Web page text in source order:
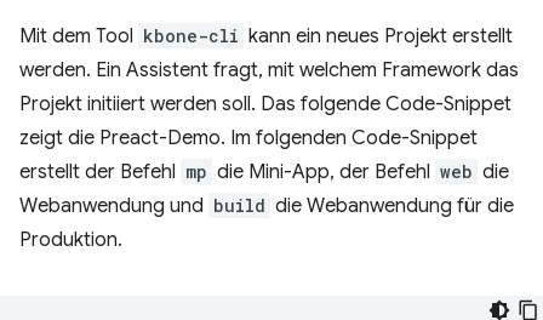
Mit dem Tool kbone-cli kann ein neues Projekt erstellt
werden. Ein Assistent fragt, mit welchem Framework das
Projekt initiiert werden soll. Das folgende Code-Snippet
zeigt die Preact-Demo. Im folgenden Code-Snippet
erstellt der Befehl mp die Mini-App, der Befehl web die
Webanwendung und build die Webanwendung für die
Produktion.